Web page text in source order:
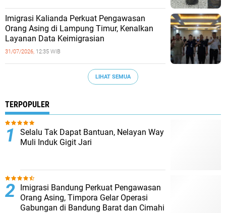
Imigrasi Kalianda Perkuat Pengawasan
Orang Asing di Lampung Timur, Kenalkan
Layanan Data Keimigrasian
31/07/2026, 12:35 WIB
LIHAT SEMUA
TERPOPULER
Selalu Tak Dapat Bantuan, Nelayan Way
Muli Induk Gigit Jari
Imigrasi Bandung Perkuat Pengawasan
Orang Asing, Timpora Gelar Operasi
Gabungan di Bandung Barat dan Cimahi